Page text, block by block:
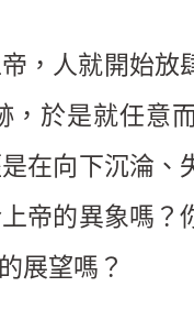
，人就開始放
於是就任意
在向下沉淪、
帝的異象嗎？
展望嗎？